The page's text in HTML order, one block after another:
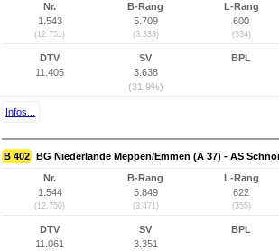
Nr.
1.543
(12.751)
B-Rang
5.709
(3.333)
L-Rang
600
(334)
DTV
11.405
SV
3.638
(31,9%)
BPL
Infos...
B 402 BG Niederlande Meppen/Emmen (A 37) - AS
Nr.
1.544
(12.750)
B-Rang
5.849
(3.471)
L-Rang
622
(355)
DTV
11.061
SV
3.351
BPL